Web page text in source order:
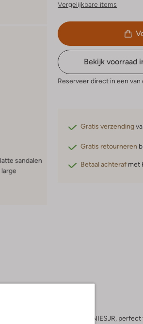
Vergelijkbare items
Bekijk voorraad
Reserveer direct in een
Gratis verzending
Gratis retourneren
Betaal achteraf met
BEACH sandalen van BUNNIESJR,